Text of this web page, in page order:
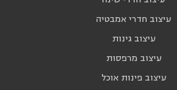
עיצוב חדרי אמבטיה
עיצוב גינות
עיצוב מרפסות
עיצוב פינות אוכל